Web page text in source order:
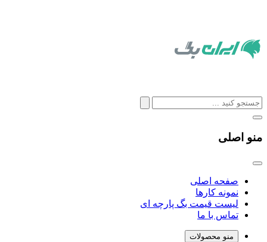
منو اصلی
صفحه اصلی
نمونه کارها
لیست قیمت بگ پارچه ای
تماس با ما
منو محصولات